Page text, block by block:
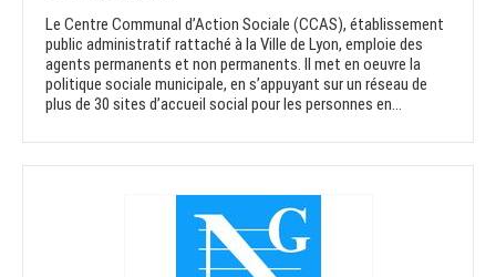
Le Centre Communal d’Action Sociale (CCAS), établissement
public administratif rattaché à la Ville de Lyon, emploie des
agents permanents et non permanents. Il met en oeuvre la
politique sociale municipale, en s’appuyant sur un réseau de
plus de 30 sites d’accueil social pour les personnes en...